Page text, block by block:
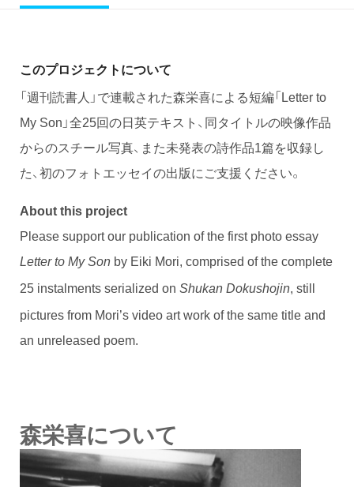
このプロジェクトについて
「週刊読書人」で連載された森栄喜による短編「Letter to
My Son」全25回の日英テキスト、同タイトルの映像作品
からのスチール写真、また未発表の詩作品1篇を収録し
た、初のフォトエッセイの出版にご支援ください。
About this project
Please support our publication of the first photo essay
Letter to My Son by Eiki Mori, comprised of the complete
25 instalments serialized on Shukan Dokushojin, still
pictures from Mori’s video art work of the same title and
an unreleased poem.
森栄喜について